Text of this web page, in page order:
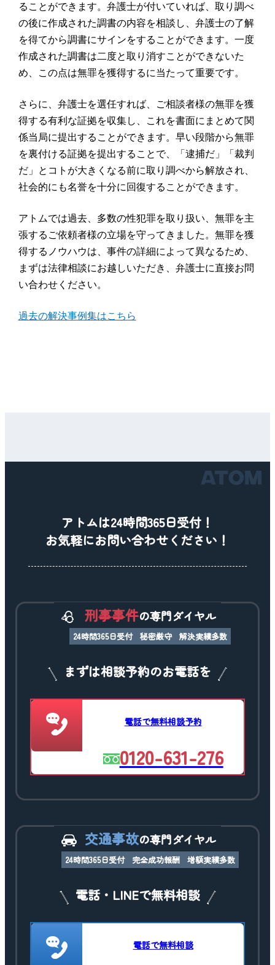
ることができます。弁護士が付いていれば、取り調べ
の後に作成された調書の内容を相談し、弁護士の了解
を得てから調書にサインをすることができます。一度
作成された調書は二度と取り消すことができないた
め、この点は無罪を獲得するに当たって重要です。
さらに、弁護士を選任すれば、ご相談者様の無罪を獲
得する有利な証拠を収集し、これを書面にまとめて関
係当局に提出することができます。早い段階から無罪
を裏付ける証拠を提出することで、「逮捕だ」「裁判
だ」とコトが大きくなる前に取り調べから解放され、
社会的にも名誉を十分に回復することができます。
アトムでは過去、多数の性犯罪を取り扱い、無罪を主
張するご依頼者様の立場を守ってきました。無罪を獲
得するノウハウは、事件の詳細によって異なるため、
まずは法律相談にお越しいただき、弁護士に直接お問
い合わせください。
過去の解決事例集はこちら
アトムは24時間365日受付！
お気軽にお問い合わせください！
刑事事件の専門ダイヤル
24時間365日受付 秘密厳守 解決実績多数
まずは相談予約のお電話を
電話で無料相談予約
0120-631-276
交通事故の専門ダイヤル
24時間365日受付 完全成功報酬 増額実績多数
電話・LINEで無料相談
電話で無料相談